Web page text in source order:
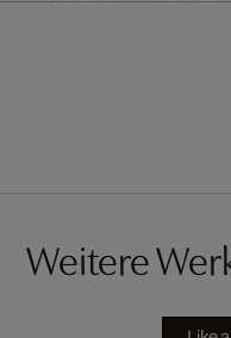
Weitere